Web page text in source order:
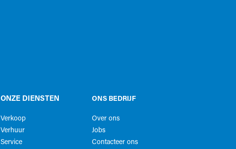
ONZE DIENSTEN
Verkoop
Verhuur
Service
ONS BEDRIJF
Over ons
Jobs
Contacteer ons